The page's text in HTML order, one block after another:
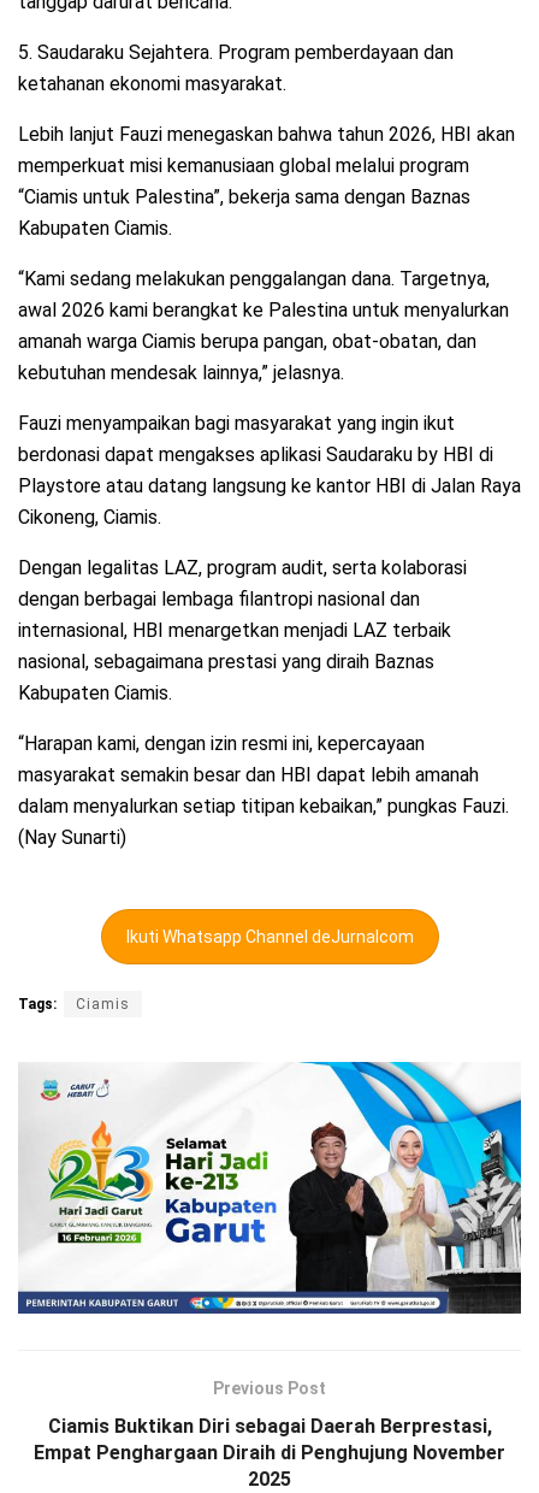
5. Saudaraku Sejahtera. Program pemberdayaan dan
ketahanan ekonomi masyarakat.
Lebih lanjut Fauzi menegaskan bahwa tahun 2026, HBI akan
memperkuat misi kemanusiaan global melalui program
“Ciamis untuk Palestina”, bekerja sama dengan Baznas
Kabupaten Ciamis.
“Kami sedang melakukan penggalangan dana. Targetnya,
awal 2026 kami berangkat ke Palestina untuk menyalurkan
amanah warga Ciamis berupa pangan, obat-obatan, dan
kebutuhan mendesak lainnya,” jelasnya.
Fauzi menyampaikan bagi masyarakat yang ingin ikut
berdonasi dapat mengakses aplikasi Saudaraku by HBI di
Playstore atau datang langsung ke kantor HBI di Jalan Raya
Cikoneng, Ciamis.
Dengan legalitas LAZ, program audit, serta kolaborasi
dengan berbagai lembaga filantropi nasional dan
internasional, HBI menargetkan menjadi LAZ terbaik
nasional, sebagaimana prestasi yang diraih Baznas
Kabupaten Ciamis.
“Harapan kami, dengan izin resmi ini, kepercayaan
masyarakat semakin besar dan HBI dapat lebih amanah
dalam menyalurkan setiap titipan kebaikan,” pungkas Fauzi.
(Nay Sunarti)
Ikuti Whatsapp Channel deJurnalcom
Tags: Ciamis
Previous Post
Ciamis Buktikan Diri sebagai Daerah Berprestasi,
Empat Penghargaan Diraih di Penghujung November
2025